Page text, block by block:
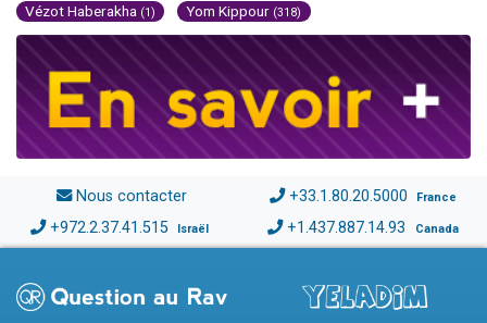
Vézot Haberakha (1) Yom Kippour (318)
Nous contacter +33.1.80.20.5000 France
+972.2.37.41.515 Israël +1.437.887.14.93 Canada